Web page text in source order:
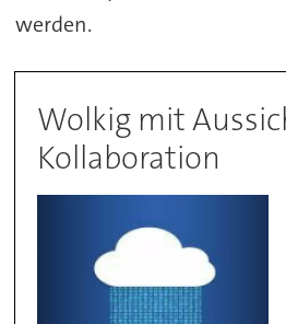
werden.
Wolkig mit
Kollaboration